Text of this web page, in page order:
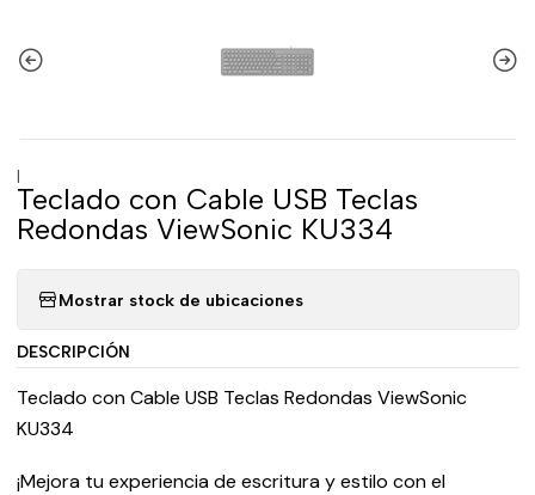
|
Teclado con Cable USB Teclas
Redondas ViewSonic KU334
Mostrar stock de ubicaciones
DESCRIPCIÓN
Teclado con Cable USB Teclas Redondas ViewSonic
KU334
¡Mejora tu experiencia de escritura y estilo con el